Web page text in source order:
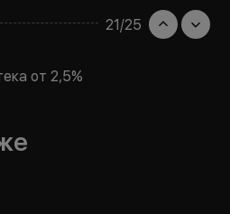
21/25
от 2,5%